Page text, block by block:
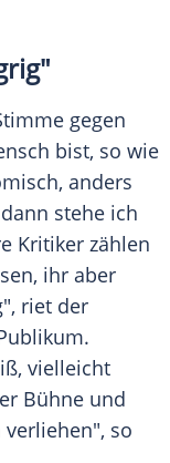
gegen
bist, so wie
anders
stehe ich
Kritiker zählen
ihr aber
riet der
vielleicht
Bühne und
so